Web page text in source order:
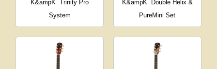
K&ampK Trinity Pro
System
K&ampK
Double Helix &
PureMini Set